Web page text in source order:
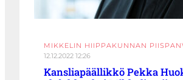
MIKKELIN HIIPPAKUNNAN
12.12.2022 12:26
Kansliapäällikkö Pekka